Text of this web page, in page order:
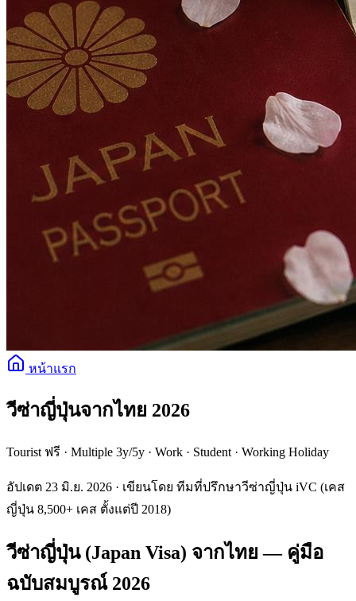
หน้าแรก
วีซ่าญี่ปุ่นจากไทย 2026
Tourist ฟรี · Multiple 3y/5y · Work · Student · Working Holiday
อัปเดต 23 มิ.ย. 2026 · เขียนโดย ทีมที่ปรึกษาวีซ่าญี่ปุ่น iVC (เคส
ญี่ปุ่น 8,500+ เคส ตั้งแต่ปี 2018)
วีซ่าญี่ปุ่น (Japan Visa) จากไทย — คู่มือ
ฉบับสมบูรณ์ 2026